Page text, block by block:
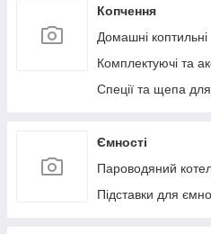
Колони без ємності
Копчення
Домашні коптильні
Комплектуючі та
Спеції та щепа
Ємності
Пароводяний
Підставки для